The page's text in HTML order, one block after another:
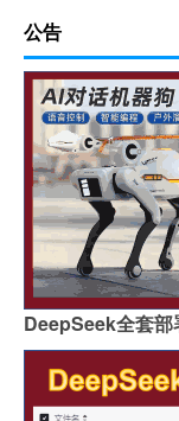
公告
DeepSeek全套